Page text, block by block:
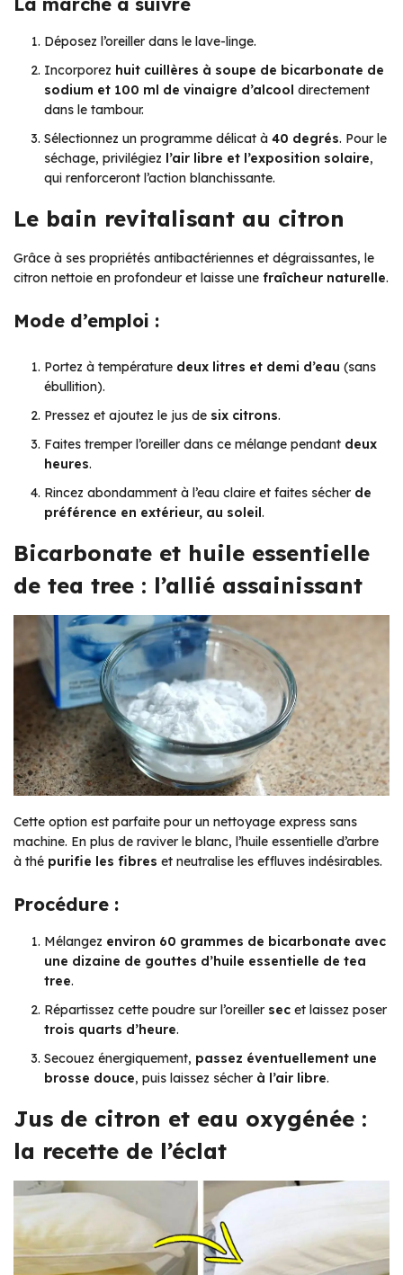
Déposez l’oreiller dans le lave-linge.
Incorporez huit cuillères à soupe de bicarbonate de
sodium et 100 ml de vinaigre d’alcool directement
dans le tambour.
Sélectionnez un programme délicat à 40 degrés. Pour le
séchage, privilégiez l’air libre et l’exposition solaire,
qui renforceront l’action blanchissante.
Le bain revitalisant au citron
Grâce à ses propriétés antibactériennes et dégraissantes, le
citron nettoie en profondeur et laisse une fraîcheur naturelle.
Mode d’emploi :
Portez à température deux litres et demi d’eau (sans
ébullition).
Pressez et ajoutez le jus de six citrons.
Faites tremper l’oreiller dans ce mélange pendant deux
heures.
Rincez abondamment à l’eau claire et faites sécher de
préférence en extérieur, au soleil.
Bicarbonate et huile essentielle
de tea tree : l’allié assainissant
Cette option est parfaite pour un nettoyage express sans
machine. En plus de raviver le blanc, l’huile essentielle d’arbre
à thé purifie les fibres et neutralise les effluves indésirables.
Procédure :
Mélangez environ 60 grammes de bicarbonate avec
une dizaine de gouttes d’huile essentielle de tea
tree.
Répartissez cette poudre sur l’oreiller sec et laissez poser
trois quarts d’heure.
Secouez énergiquement, passez éventuellement une
brosse douce, puis laissez sécher à l’air libre.
Jus de citron et eau oxygénée :
la recette de l’éclat